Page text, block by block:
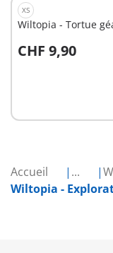
Accueil ...
Wiltopia -
XS
Wiltopia - Tortue
CHF 9,90
Au panier